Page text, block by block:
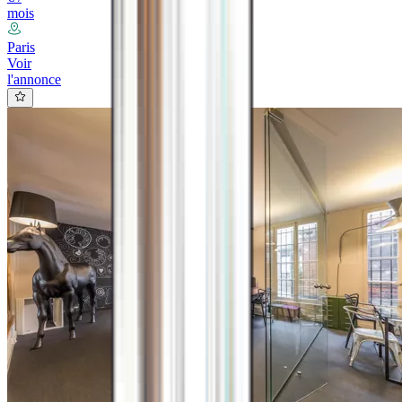
mois
Paris
Voir
l'annonce